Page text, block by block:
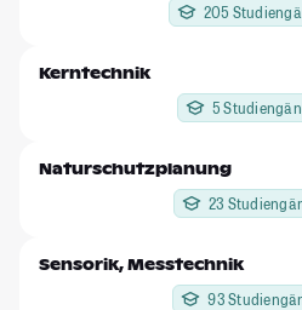
205
Kerntechnik
5
Naturschutzplanung
23
Sensorik, Messtechnik
93